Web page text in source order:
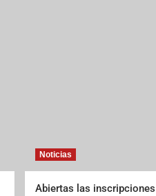
Noticias
Abiertas las inscripciones